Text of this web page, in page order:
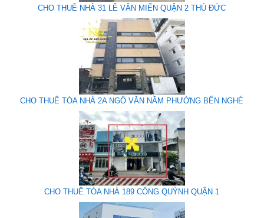
CHO THUÊ NHÀ 31 LÊ VĂN MIẾN QUẬN 2 THỦ ĐỨC
CHO THUÊ TÒA NHÀ 2A NGÔ VĂN NĂM PHƯỜNG BẾN NGHÉ
CHO THUÊ TÒA NHÀ 189 CỐNG QUỲNH QUẬN 1